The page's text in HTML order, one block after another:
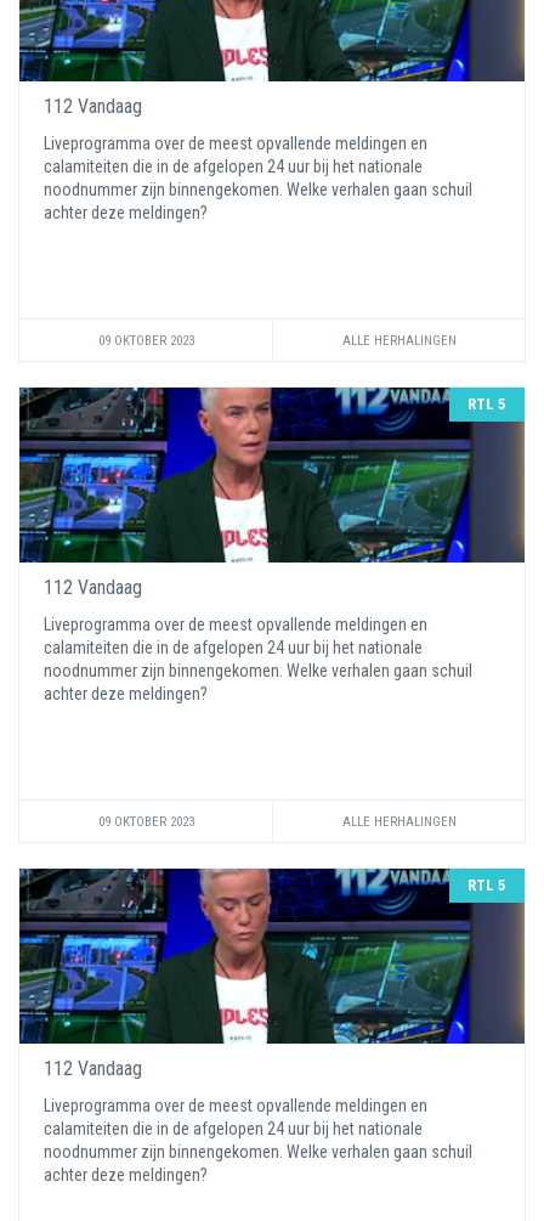
112 Vandaag
Liveprogramma over de meest opvallende meldingen en
calamiteiten die in de afgelopen 24 uur bij het nationale
noodnummer zijn binnengekomen. Welke verhalen gaan schuil
achter deze meldingen?
09 OKTOBER 2023 ALLE HERHALINGEN
RTL 5
112 Vandaag
Liveprogramma over de meest opvallende meldingen en
calamiteiten die in de afgelopen 24 uur bij het nationale
noodnummer zijn binnengekomen. Welke verhalen gaan schuil
achter deze meldingen?
09 OKTOBER 2023 ALLE HERHALINGEN
RTL 5
112 Vandaag
Liveprogramma over de meest opvallende meldingen en
calamiteiten die in de afgelopen 24 uur bij het nationale
noodnummer zijn binnengekomen. Welke verhalen gaan schuil
achter deze meldingen?